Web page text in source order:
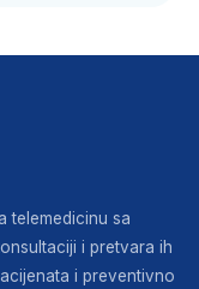
telemedicinu sa
i pretvara ih
i preventivno